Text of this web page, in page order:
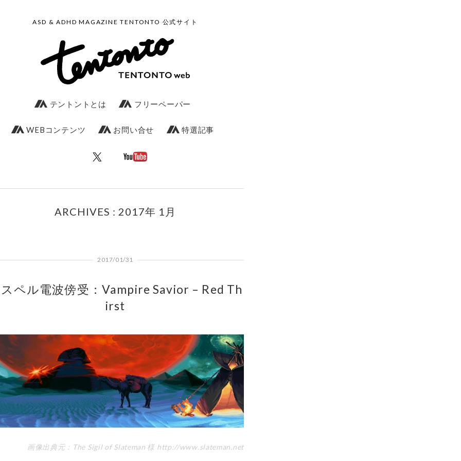
ASD & ADHD MAGAZINE TENTONTO 公式サイト
テントントとは フリーペーパー
WEBコンテンツ お問い合せ 特選記事
ARCHIVES : 2017年 1月
2017/01/31
ペル電波傍受：Vampire Savior – Red Th
irst
画像出典元：The Sigil of Slateman 様 http://www.slateman.net